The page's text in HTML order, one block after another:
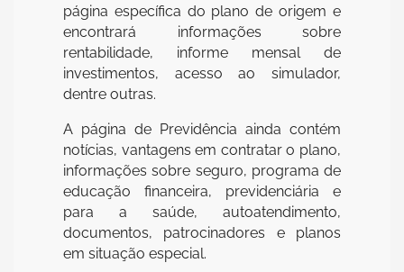
página específica do plano de origem e
encontrará informações sobre
rentabilidade, informe mensal de
investimentos, acesso ao simulador,
dentre outras.
A página de Previdência ainda contém
notícias, vantagens em contratar o plano,
informações sobre seguro, programa de
educação financeira, previdenciária e
para a saúde, autoatendimento,
documentos, patrocinadores e planos
em situação especial.